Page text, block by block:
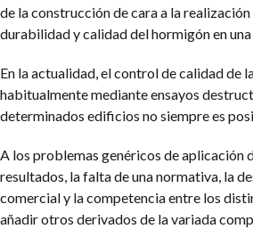
de la construcción de cara a la
durabilidad y calidad del hormigón en
En la actualidad, el control de calidad de
habitualmente mediante ensayos
determinados edificios no siempre es
A los problemas genéricos de
resultados, la falta de una normativa, la
comercial y la competencia entre los
añadir otros derivados de la variada